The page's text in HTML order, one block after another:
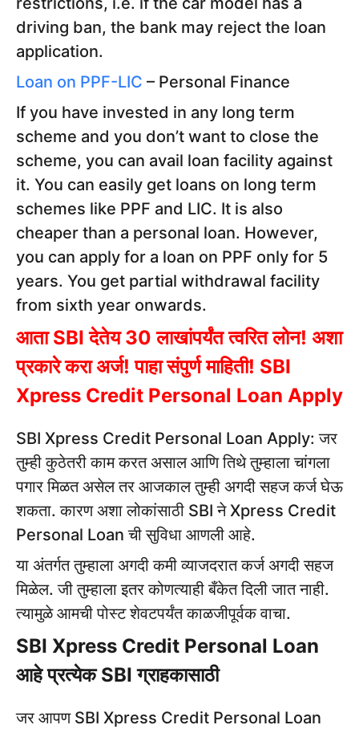
driving ban, the bank may reject the loan
application.
Loan on PPF-LIC – Personal Finance
If you have invested in any long term
scheme and you don’t want to close the
scheme, you can avail loan facility against
it. You can easily get loans on long term
schemes like PPF and LIC. It is also
cheaper than a personal loan. However,
you can apply for a loan on PPF only for 5
years. You get partial withdrawal facility
from sixth year onwards.
आता SBI देतेय 30 लाखांपर्यंत त्वरित लोन! अशा
प्रकारे करा अर्ज! पाहा संपुर्ण माहिती! SBI
Xpress Credit Personal Loan Apply
SBI Xpress Credit Personal Loan Apply: जर
तुम्ही कुठेतरी काम करत असाल आणि तिथे तुम्हाला चांगला
पगार मिळत असेल तर आजकाल तुम्ही अगदी सहज कर्ज घेऊ
शकता. कारण अशा लोकांसाठी SBI ने Xpress Credit
Personal Loan ची सुविधा आणली आहे.
या अंतर्गत तुम्हाला अगदी कमी व्याजदरात कर्ज अगदी सहज
मिळेल. जी तुम्हाला इतर कोणत्याही बँकेत दिली जात नाही.
त्यामुळे आमची पोस्ट शेवटपर्यंत काळजीपूर्वक वाचा.
SBI Xpress Credit Personal Loan
आहे प्रत्येक SBI ग्राहकासाठी
जर आपण SBI Xpress Credit Personal Loan